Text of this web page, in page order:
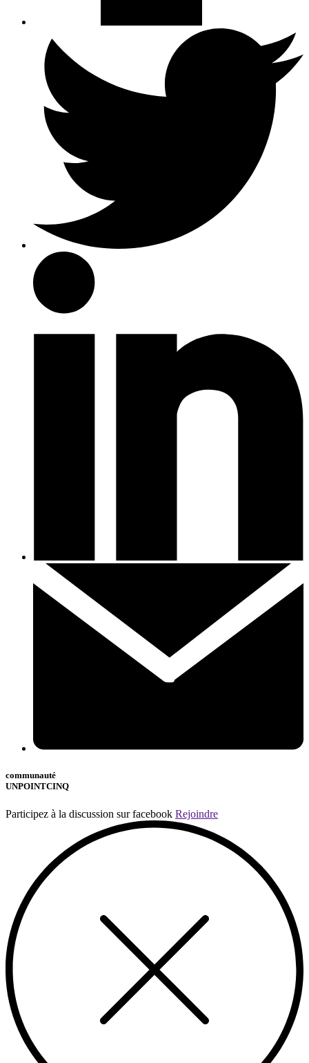
communauté
UNPOINTCINQ
Participez à la discussion sur facebook Rejoindre